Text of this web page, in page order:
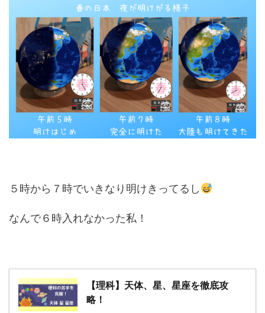
５時から７時でいきなり明けきってるし
なんで６時入れなかった私！
【理科】天体、星、星座を徹底攻
略！